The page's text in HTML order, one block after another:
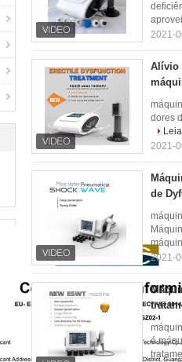
2021-
Alívio
dores
2021-
de
2021-
é